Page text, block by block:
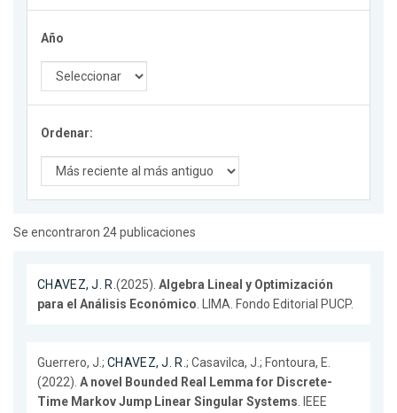
Año
Ordenar:
Se encontraron 24 publicaciones
CHAVEZ, J. R.(2025). Algebra Lineal y Optimización
para el Análisis Económico. LIMA. Fondo Editorial PUCP.
Guerrero, J.; CHAVEZ, J. R.; Casavilca, J.; Fontoura, E.
(2022). A novel Bounded Real Lemma for Discrete-
Time Markov Jump Linear Singular Systems. IEEE